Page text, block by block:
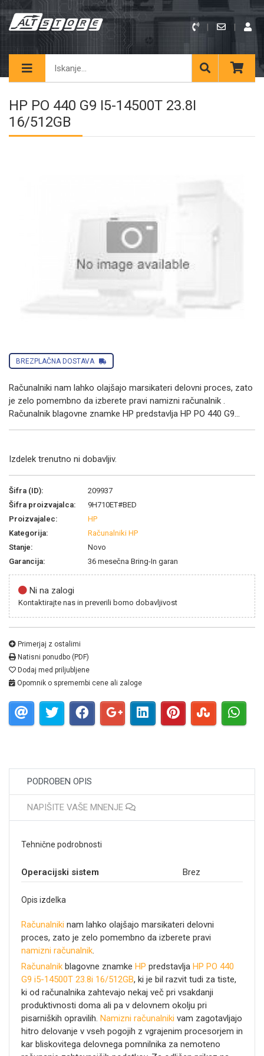
HP PO 440 G9 I5-14500T 23.8I
16/512GB
BREZPLAČNA DOSTAVA
Računalniki nam lahko olajšajo marsikateri delovni proces, zato
je zelo pomembno da izberete pravi namizni računalnik .
Računalnik blagovne znamke HP predstavlja HP PO 440 G9...
Izdelek trenutno ni dobavljiv.
Šifra (ID):
209937
Šifra proizvajalca:
9H710ET#BED
Proizvajalec:
HP
Kategorija:
Računalniki HP
Stanje:
Novo
Garancija:
36 mesečna Bring-In garan
Ni na zalogi
Kontaktirajte nas in preverili bomo dobavljivost
Primerjaj z ostalimi
Natisni ponudbo (PDF)
Dodaj med priljubljene
Opomnik o spremembi cene ali zaloge
PODROBEN OPIS
NAPIŠITE VAŠE MNENJE
Tehnične podrobnosti
Operacijski sistem Brez
Opis izdelka
Računalniki nam lahko olajšajo marsikateri delovni
proces, zato je zelo pomembno da izberete pravi
namizni računalnik.
Računalnik blagovne znamke HP predstavlja HP PO 440
G9 i5-14500T 23.8i 16/512GB, ki je bil razvit tudi za tiste,
ki od računalnika zahtevajo nekaj več pri vsakdanji
produktivnosti doma ali pa v delovnem okolju pri
pisarniških opravilih. Namizni računalniki vam zagotavljajo
hitro delovanje v vseh pogojih z vgrajenim procesorjem in
kar bliskovitega delovnega pomnilnika za nemoteno